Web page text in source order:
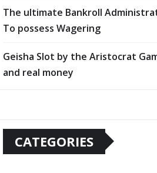
The ultimate Bankroll
To possess Wagering
Geisha Slot by the Aristocrat
and real money
CATEGORIES